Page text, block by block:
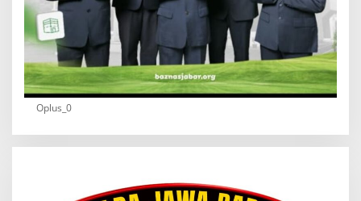
Oplus_0